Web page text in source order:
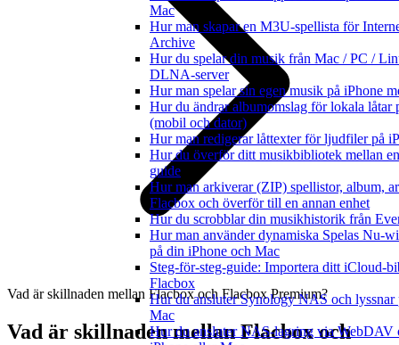
Mac
Hur man skapar en M3U-spellista för
Archive
Hur du spelar din musik från Mac / PC /
DLNA-server
Hur man spelar sin egen musik på iPhone
Hur du ändrar albumomslag för lokala låtar
(mobil och dator)
Hur man redigerar låttexter för ljudfiler på
Hur du överför ditt musikbibliotek mellan
guide
Hur man arkiverar (ZIP) spellistor, album,
Flacbox och överför till en annan enhet
Hur du scrobblar din musikhistorik från
Hur man använder dynamiska Spelas Nu-
på din iPhone och Mac
Steg-för-steg-guide: Importera ditt iCloud-
Flacbox
Hur du ansluter Synology NAS och lyssnar
Mac
Hur du ansluter NAS-lagring via WebDAV
Vad är skillnaden mellan Flacbox och Flacbox Premium?
Vad är skillnaden mellan Flacbox och